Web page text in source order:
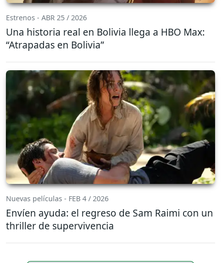
Estrenos - ABR 25 / 2026
Una historia real en Bolivia llega a HBO Max:
“Atrapadas en Bolivia”
Nuevas películas - FEB 4 / 2026
Envíen ayuda: el regreso de Sam Raimi con un
thriller de supervivencia